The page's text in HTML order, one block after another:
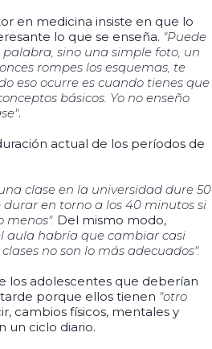
en medicina insiste en que lo
lo que se enseña. "Puede
sino una simple foto, un
rompes los esquemas, te
eso ocurre es cuando tienes que
básicos. Yo no enseño
.
actual de los períodos de
clase en la universidad dure 50
en torno a los 40 minutos si
menos". Del mismo modo,
aula habría que cambiar casi
no son lo más adecuados".
los adolescentes que deberían
porque ellos tienen "otro
cambios físicos, mentales y
un ciclo diario.